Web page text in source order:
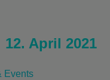
12. April 2021
Events